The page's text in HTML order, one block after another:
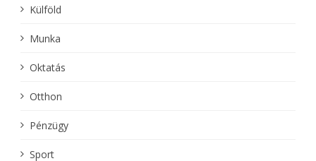
Külföld
Munka
Oktatás
Otthon
Pénzügy
Sport